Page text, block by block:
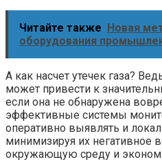
Читайте также Новая
оборудования
А как насчет утечек газа?
может привести к
если она не обнаружена
эффективные системы
оперативно выявлять и
минимизируя их негативное
окружающую среду и